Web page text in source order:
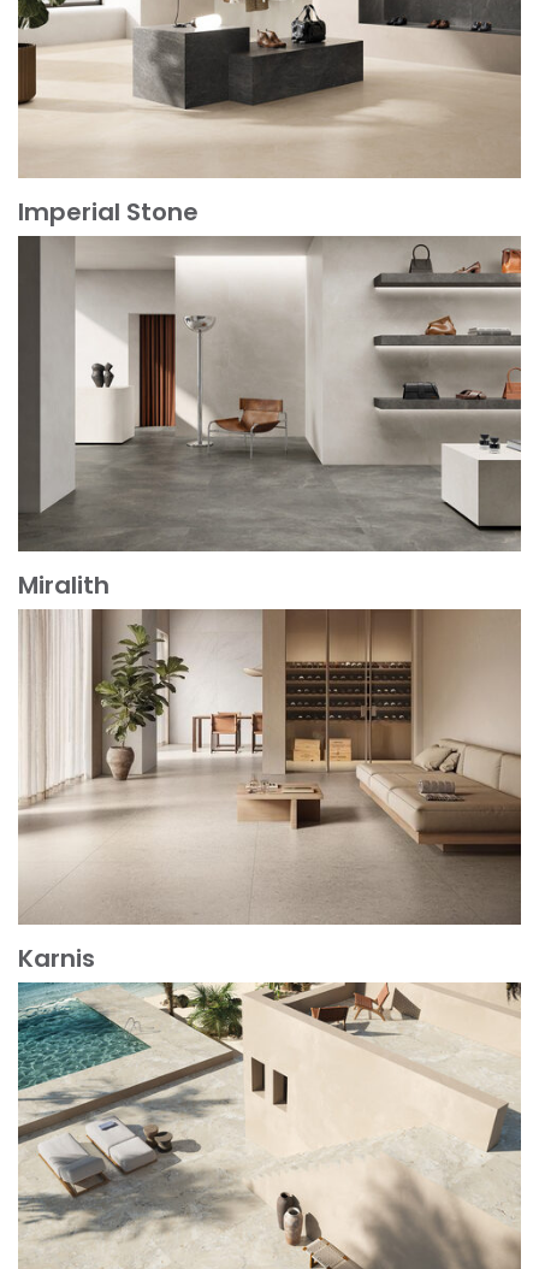
Scopri di più
Scopri di più
Imperial Stone
Scopri di più
Miralith
Karnis